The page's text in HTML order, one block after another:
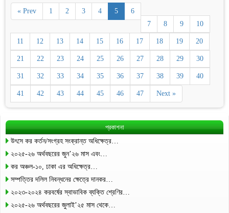
« Prev 1 2 3 4 5
6
7
8 9 10
11 12 13 14 15 16 17 18 19 20
21 22 23 24 25 26 27 28 29 30
31 32 33 34 35 36 37 38 39 40
41 42 43 44 45 46 47 Next »
প্রকাশনা
উৎসে কর কর্তন/সংগ্রহ সংক্রান্ত অধিক্ষেত্র…
২০২৫-২৬ অর্থবছরের জুন’২৬ মাস এবং…
কর অঞ্চল-১০, ঢাকা এর অধিক্ষেত্র…
সম্পত্তির দলিল নিবন্ধনের ক্ষেত্রে দানকর…
২০২৩-২০২৪ করবর্ষের স্বাভাবিক ব্যক্তি শ্রেণির…
২০২৫-২৬ অর্থবছরের জুলাই’২৫ মাস থেকে…